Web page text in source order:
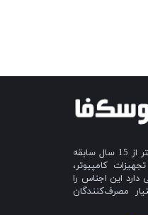
فروشگاه "کیوسک" با بیشتر از 15 سال سابقه
کامپیوتر،
این اجناس را
مصرف‌کنندگان